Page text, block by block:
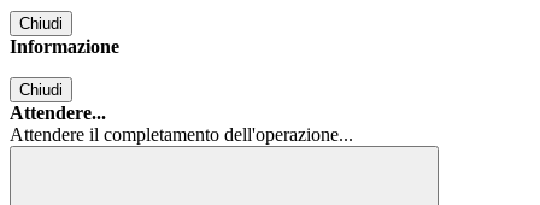
Chiudi
Informazione
Chiudi
Attendere...
Attendere il completamento dell'operazione...